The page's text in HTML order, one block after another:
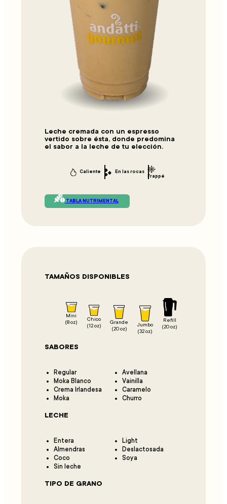
Leche cremada con un espresso
vertido sobre ésta, donde predomina
el sabor a la leche de tu elección.
Caliente
En las rocas
Frappé
TABLA NUTRIMENTAL
TAMAÑOS DISPONIBLES
Mini
(8 oz)
Chico
(12 oz)
Grande
(20 oz)
Jumbo
(32 oz)
Refill
(20 oz)
SABORES
Regular
Avellana
Moka Blanco
Vainilla
Crema Irlandesa
Caramelo
Moka
Churro
LECHE
Entera
Light
Almendras
Deslactosada
Coco
Soya
Sin leche
TIPO DE GRANO